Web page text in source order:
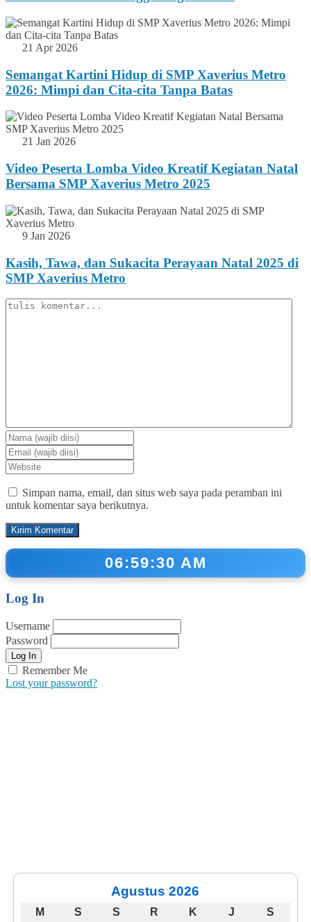
21 Apr 2026
Semangat Kartini Hidup di SMP Xaverius Metro
2026: Mimpi dan Cita-cita Tanpa Batas
21 Jan 2026
Video Peserta Lomba Video Kreatif Kegiatan Natal
Bersama SMP Xaverius Metro 2025
9 Jan 2026
Kasih, Tawa, dan Sukacita Perayaan Natal 2025 di
SMP Xaverius Metro
Simpan nama, email, dan situs web saya pada peramban ini
untuk komentar saya berikutnya.
06:59:31 AM
Log In
Username
Password
Remember Me
Lost your password?
Agustus 2026
M S S R K J S